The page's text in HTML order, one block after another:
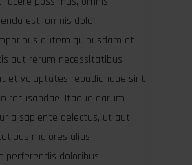
est, omnis dolor
autem quibusdam et
aut rerum necessitatibus
et voluptates repudiandae sint
recusandae. Itaque earum
a sapiente delectus, ut aut
maiores alias
perferendis doloribus